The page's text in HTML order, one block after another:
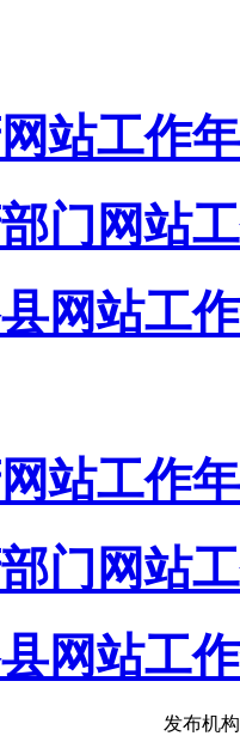
站工作
门网站
网站工
站工作
门网站
网站工
发布机